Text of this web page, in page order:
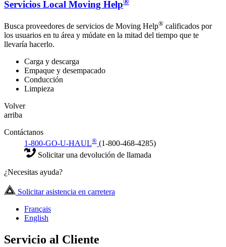
Servicios Local Moving Help
Busca proveedores de servicios de Moving Help® calificados por
los usuarios en tu área y múdate en la mitad del tiempo que te
llevaría hacerlo.
Carga y descarga
Empaque y desempacado
Conducción
Limpieza
Volver
arriba
Contáctanos
1-800-GO-U-HAUL® (1-800-468-4285)
Solicitar una devolución de llamada
¿Necesitas ayuda?
Solicitar asistencia en carretera
Français
English
Servicio al Cliente